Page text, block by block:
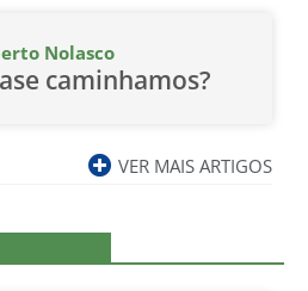
Nolasco
caminhamos?
VER MAIS ARTIGOS